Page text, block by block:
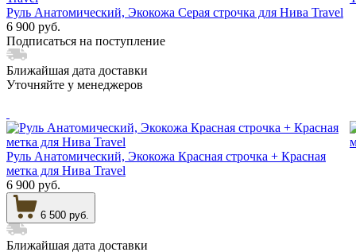
Руль Анатомический, Экокожа Серая строчка для Нива Travel
6 900 руб.
Подписаться на поступление
Ближайшая дата доставки
Уточняйте у менеджеров
Руль Анатомический, Экокожа Красная строчка + Красная
метка для Нива Travel
6 900 руб.
6 500 руб.
Ближайшая дата доставки